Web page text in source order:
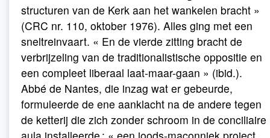
structuren van de Kerk aan het wankelen bracht »
(CRC nr. 110, oktober 1976). Alles ging met een
sneltreinvaart. « En de vierde zitting bracht de
verbrijzeling van de traditionalistische oppositie en
een compleet liberaal laat-maar-gaan » (ibid.).
Abbé de Nantes, die inzag wat er gebeurde,
formuleerde de ene aanklacht na de andere tegen
de ketterij die zich zonder schroom in de conciliaire